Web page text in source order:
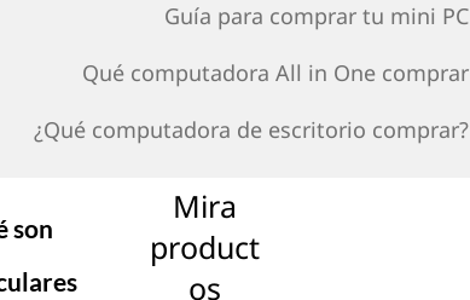
Guía para comprar tu mini PC
Qué computadora All in One comprar
¿Qué computadora de escritorio comprar?
son
Mira
product
os